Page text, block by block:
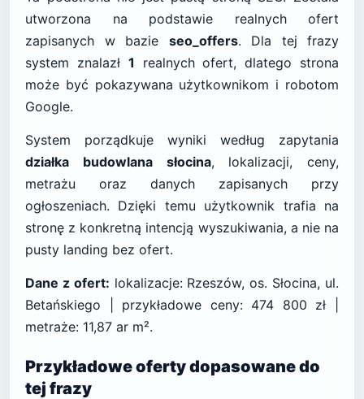
utworzona na podstawie realnych ofert
zapisanych w bazie seo_offers. Dla tej frazy
system znalazł 1 realnych ofert, dlatego strona
może być pokazywana użytkownikom i robotom
Google.
System porządkuje wyniki według zapytania
działka budowlana słocina, lokalizacji, ceny,
metrażu oraz danych zapisanych przy
ogłoszeniach. Dzięki temu użytkownik trafia na
stronę z konkretną intencją wyszukiwania, a nie na
pusty landing bez ofert.
Dane z ofert: lokalizacje: Rzeszów, os. Słocina, ul.
Betańskiego | przykładowe ceny: 474 800 zł |
metraże: 11,87 ar m².
Przykładowe oferty dopasowane do
tej frazy